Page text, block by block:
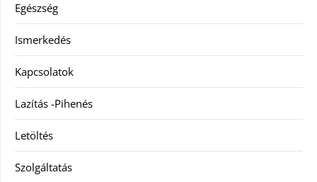
Egészség
Ismerkedés
Kapcsolatok
Lazítás -Pihenés
Letöltés
Szolgáltatás